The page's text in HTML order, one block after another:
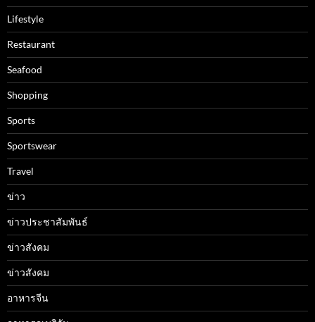
Lifestyle
Restaurant
Seafood
Shopping
Sports
Sportswear
Travel
ข่าว
ข่าวประชาสัมพันธ์
ข่าวสังคม
ข่าวสังคม
อาหารจีน